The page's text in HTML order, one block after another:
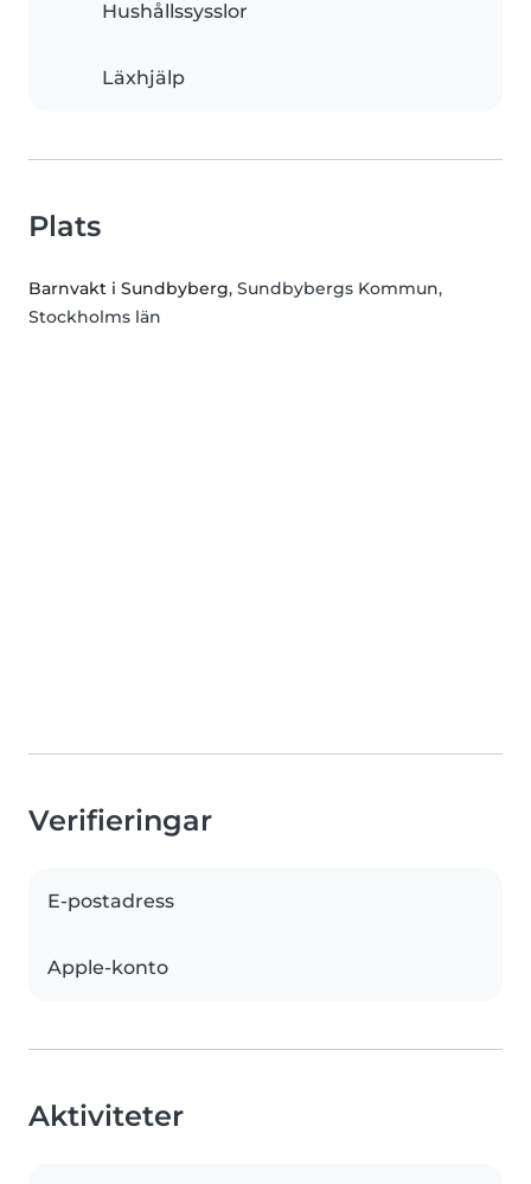
Hushållssysslor
Läxhjälp
Plats
Barnvakt i Sundbyberg, Sundbybergs Kommun,
Stockholms län
Verifieringar
E-postadress
Apple-konto
Aktiviteter